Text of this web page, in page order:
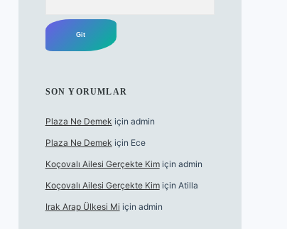
SON YORUMLAR
Plaza Ne Demek için admin
Plaza Ne Demek için Ece
Koçovalı Ailesi Gerçekte Kimiçin admin
Koçovalı Ailesi Gerçekte Kimiçin Atilla
Irak Arap Ülkesi Mi için admin